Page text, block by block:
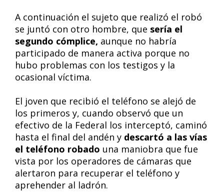
A continuación el sujeto que realizó el robó
se juntó con otro hombre, que sería el
segundo cómplice, aunque no habría
participado de manera activa porque no
hubo problemas con los testigos y la
ocasional víctima.
El joven que recibió el teléfono se alejó de
los primeros y, cuando observó que un
efectivo de la Federal los interceptó, caminó
hasta el final del andén y descartó a las vías
el teléfono robado una maniobra que fue
vista por los operadores de cámaras que
alertaron para recuperar el teléfono y
aprehender al ladrón.